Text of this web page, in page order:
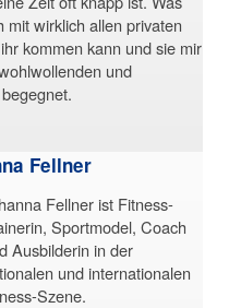
mit wirklich allen privaten
kommen kann und sie mir
und
Fellner
Fellner ist Fitness-
Sportmodel, Coach
Ausbilderin in der
und internationalen
Szene.